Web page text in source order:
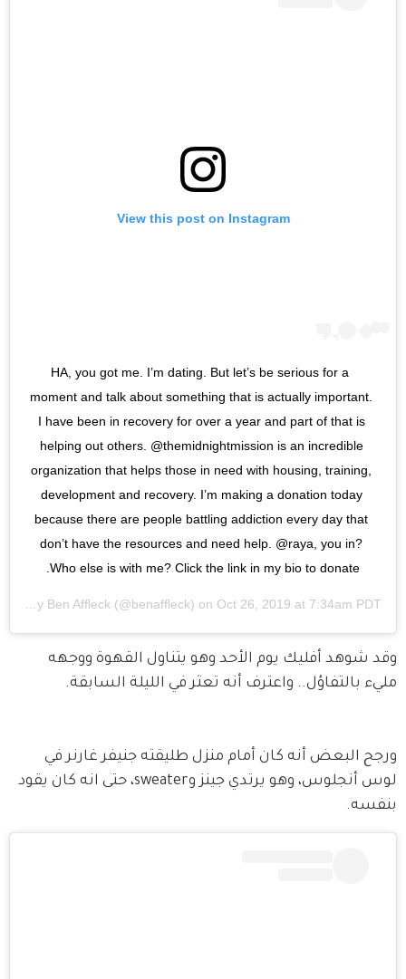
View this post on Instagram
HA, you got me. I’m dating. But let’s be serious for a
moment and talk about something that is actually important.
I have been in recovery for over a year and part of that is
helping out others. @themidnightmission is an incredible
organization that helps those in need with housing, training,
development and recovery. I’m making a donation today
because there are people battling addiction every day that
don’t have the resources and need help. @raya, you in?
Who else is with me? Click the link in my bio to donate.
Ben Affleck (@benaffleck) on Oct 26, 2019 at 7:34am PDT
وقد شوهد أفليك يوم الأحد وهو يتناول القهوة ووجهه
مليء بالتفاؤل.. واعترف أنه تعثر في الليلة السابقة.
ورجح البعض أنه كان أمام منزل طليقته جنيفر غارنر في
لوس أنجلوس، وهو يرتدي جينز وsweater، حتى انه كان يقود
بنفسه.